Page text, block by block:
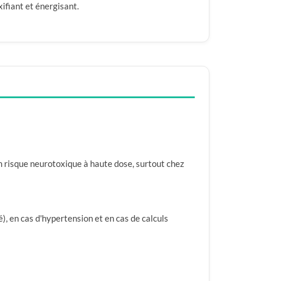
et énergisant.
neurotoxique à haute dose, surtout chez
en cas d'hypertension et en cas de calculs